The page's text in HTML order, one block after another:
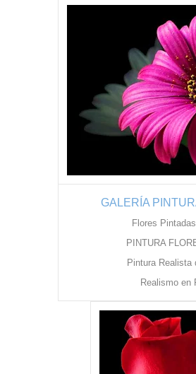
GALERÍA
Flores
PINTURA
Pintura Realista
Realismo en